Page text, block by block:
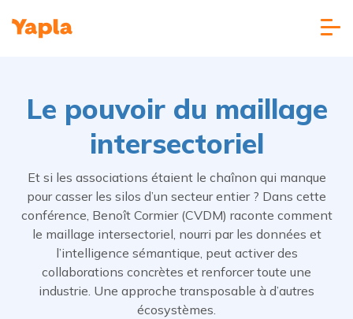
Le pouvoir du maillage
intersectoriel
Et si les associations étaient le chaînon qui manque
pour casser les silos d’un secteur entier ? Dans cette
conférence, Benoît Cormier (CVDM) raconte comment
le maillage intersectoriel, nourri par les données et
l’intelligence sémantique, peut activer des
collaborations concrètes et renforcer toute une
industrie. Une approche transposable à d’autres
écosystèmes.